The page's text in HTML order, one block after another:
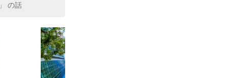
の話